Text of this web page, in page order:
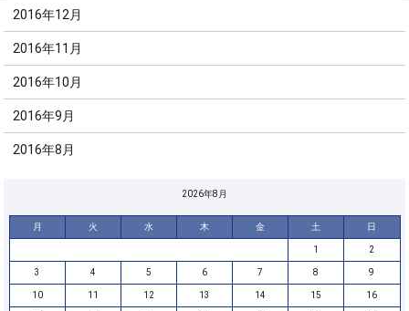
2016年12月
2016年11月
2016年10月
2016年9月
2016年8月
2026年8月
月 火 水 木 金 土 日
1 2
3 4 5 6 7 8 9
10 11 12 13 14 15 16